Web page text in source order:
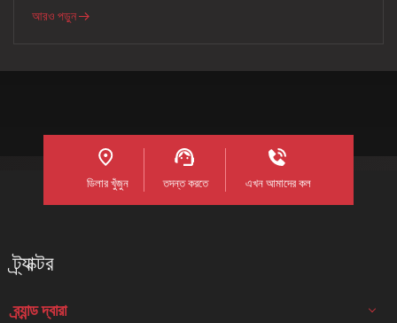
আরও পড়ুন
ডিলার খুঁজুন তদন্ত করতে এখন আমাদের কল
ট্র্যাক্টর
ব্র্যান্ড দ্বারা